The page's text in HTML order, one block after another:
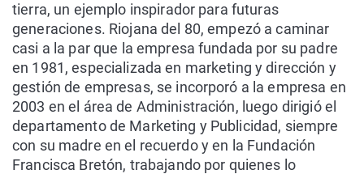
tierra, un ejemplo inspirador para futuras
generaciones. Riojana del 80, empezó a caminar
casi a la par que la empresa fundada por su padre
en 1981, especializada en marketing y dirección y
gestión de empresas, se incorporó a la empresa en
2003 en el área de Administración, luego dirigió el
departamento de Marketing y Publicidad, siempre
con su madre en el recuerdo y en la Fundación
Francisca Bretón, trabajando por quienes lo